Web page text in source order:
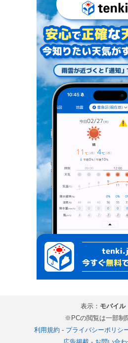
表示： モバイル
※PCの閲覧は一部制
利用規約 - プライバシーポリシ